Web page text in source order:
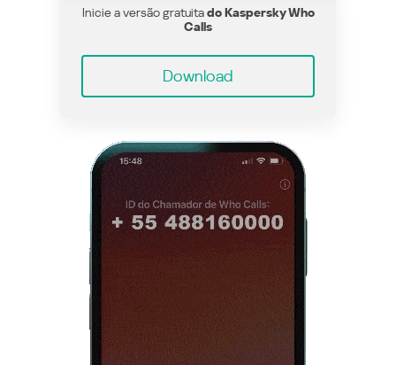
Inicie a versão gratuitado Kaspersky Who
Calls
Download